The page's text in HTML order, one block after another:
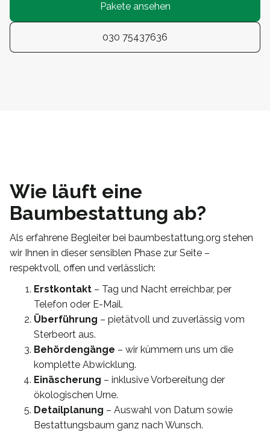
Pakete ansehen
030 75437636
Wie läuft eine
Baumbestattung ab?
Als erfahrene Begleiter bei baumbestattung.org stehen
wir Ihnen in dieser sensiblen Phase zur Seite –
respektvoll, offen und verlässlich:
Erstkontakt – Tag und Nacht erreichbar, per
Telefon oder E-Mail.
Überführung – pietätvoll und zuverlässig vom
Sterbeort aus.
Behördengänge – wir kümmern uns um die
komplette Abwicklung.
Einäscherung – inklusive Vorbereitung der
ökologischen Urne.
Detailplanung – Auswahl von Datum sowie
Bestattungsbaum ganz nach Wunsch.